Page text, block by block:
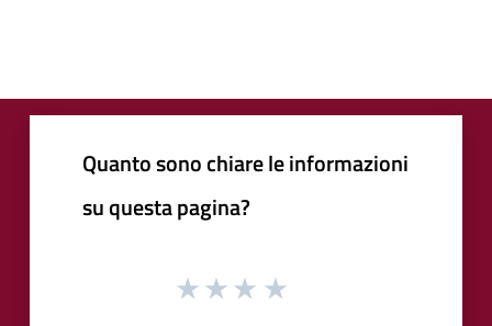
Quanto sono chiare le informazioni
su questa pagina?